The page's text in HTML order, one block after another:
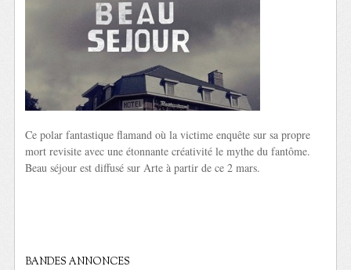
Ce polar fantastique flamand où la victime enquête sur sa propre
mort revisite avec une étonnante créativité le mythe du fantôme.
Beau séjour est diffusé sur Arte à partir de ce 2 mars.
BANDES ANNONCES